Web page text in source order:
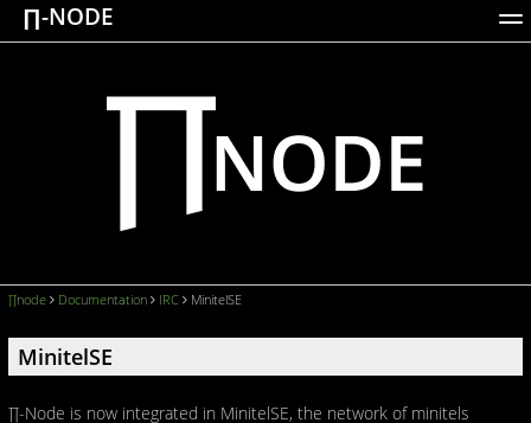
∏-NODE
ACTIONS WORKS DOCUMENTATION
BROADCASTS
∏node Documentation IRC MinitelSE
MinitelSE
∏-Node is now integrated in MinitelSE, the network of minitels